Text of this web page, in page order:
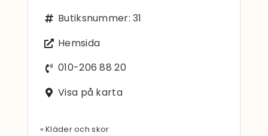
Butiksnummer: 31
Hemsida
010-206 88 20
Visa på karta
« Kläder och skor